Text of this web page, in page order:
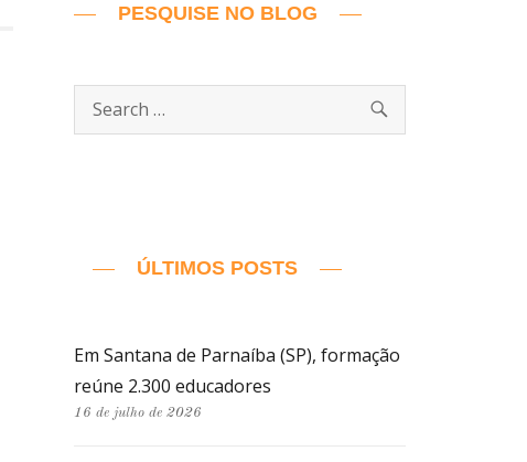
PESQUISE NO BLOG
Search
for:
SEARCH
ÚLTIMOS POSTS
Em Santana de Parnaíba (SP), formação
reúne 2.300 educadores
16 de julho de 2026